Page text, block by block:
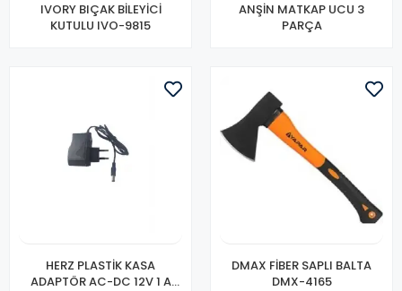
IVORY BIÇAK BİLEYİCİ
KUTULU IVO-9815
ANŞİN MATKAP UCU 3
PARÇA
HERZ PLASTİK KASA
ADAPTÖR AC-DC 12V 1 A
DMAX FİBER SAPLI BALTA
DMX-4165